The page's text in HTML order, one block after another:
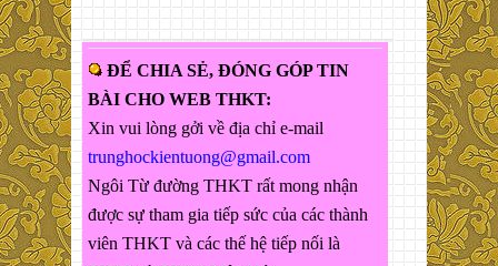
ĐỂ CHIA SẺ, ĐÓNG GÓP TIN
BÀI CHO WEB THKT:
Xin vui lòng gởi về địa chỉ e-mail
trunghockientuong@gmail.com
Ngôi Từ đường THKT rất mong nhận
được sự tham gia tiếp sức của các thành
viên THKT và các thế hệ tiếp nối là